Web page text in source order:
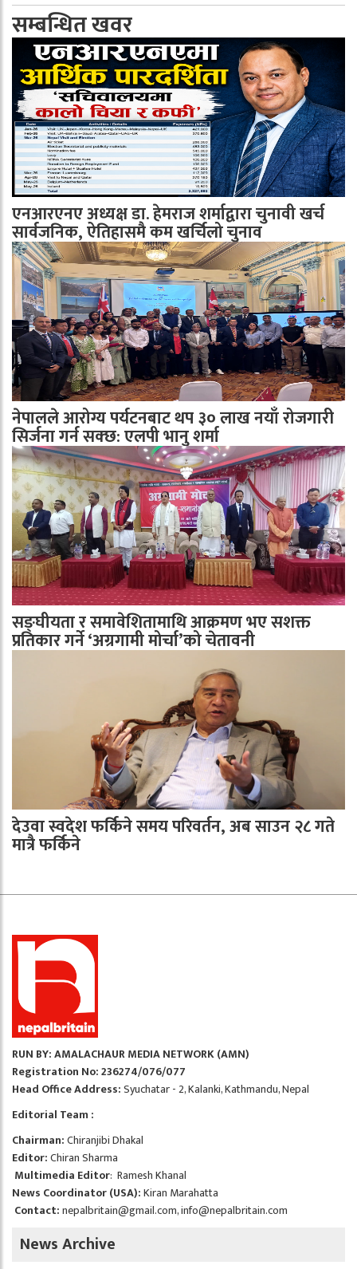
सम्बन्धित खवर
एनआरएनए अध्यक्ष डा. हेमराज शर्माद्वारा चुनावी खर्च
सार्वजनिक, ऐतिहासमै कम खर्चिलो चुनाव
नेपालले आरोग्य पर्यटनबाट थप ३० लाख नयाँ रोजगारी
सिर्जना गर्न सक्छ: एलपी भानु शर्मा
सङ्घीयता र समावेशितामाथि आक्रमण भए सशक्त
प्रतिकार गर्ने ‘अग्रगामी मोर्चा’को चेतावनी
देउवा स्वदेश फर्किने समय परिवर्तन, अब साउन २८ गते
मात्रै फर्किने
RUN BY: AMALACHAUR MEDIA NETWORK (AMN)
Registration No: 236274/076/077
Head Office Address:Syuchatar - 2, Kalanki, Kathmandu, Nepal
Editorial Team :
Chairman:Chiranjibi Dhakal
Editor:Chiran Sharma
Multimedia Editor: Ramesh Khanal
News Coordinator (USA):Kiran Marahatta
Contact:nepalbritain@gmail.com,info@nepalbritain.com
News Archive